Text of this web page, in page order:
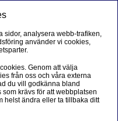
För att
du på "Logga in" i
sidor, analysera webb-trafiken,
använder vi cookies,
Genom att välja
från oss och våra externa
du vill godkänna bland
krävs för att webbplatsen
helst ändra eller ta tillbaka ditt